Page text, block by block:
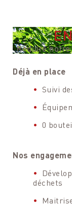
Réduire
Déjà en place
Suivi
0
Nos
déchets
Votre message
Pour
accepter
Pour
accepter